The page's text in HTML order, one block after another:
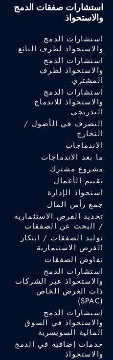
استشارات صفقات الدمج
والاستحواذ
استشارات الدمج
والاستحواذ لطرف البائع
استشارات الدمج
والاستحواذ لطرف
المشتري
استشارات الدمج
والاستحواذ للاندماج
التدريجي
التصرف في الأصول /
التخارج
الاندماجات
ما بعد الاندماجات
مشروع مشترك
تقييم الأعمال
استحواذ الإدارة
جمع رأس المال
تحديد الفرص الاستثمارية
/ البحث عن الصفقات
توليد الصفقات / ابتكار
الفرص الاستثمارية
تفاوض الصفقات
استشارات الدمج
والاستحواذ عبر الشركات
ذات الغرض الخاص
(SPAC)
استشارات الدمج
والاستحواذ في السوق
المالية السويسرية
خدمات إضافية في الدمج
والاستحواذ